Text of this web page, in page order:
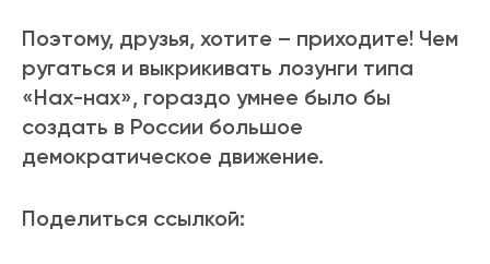
Поэтому, друзья, хотите – приходите! Чем
ругаться и выкрикивать лозунги типа
«Нах-нах», гораздо умнее было бы
создать в России большое
демократическое движение.
Поделиться ссылкой: